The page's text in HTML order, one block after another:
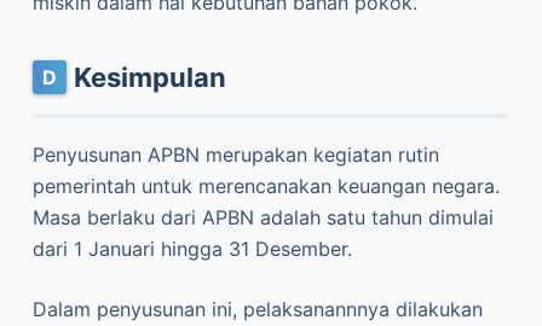
Kesimpulan
Penyusunan APBN merupakan kegiatan rutin
pemerintah untuk merencanakan keuangan negara.
Masa berlaku dari APBN adalah satu tahun dimulai
dari 1 Januari hingga 31 Desember.
Dalam penyusunan ini, pelaksanannnya dilakukan